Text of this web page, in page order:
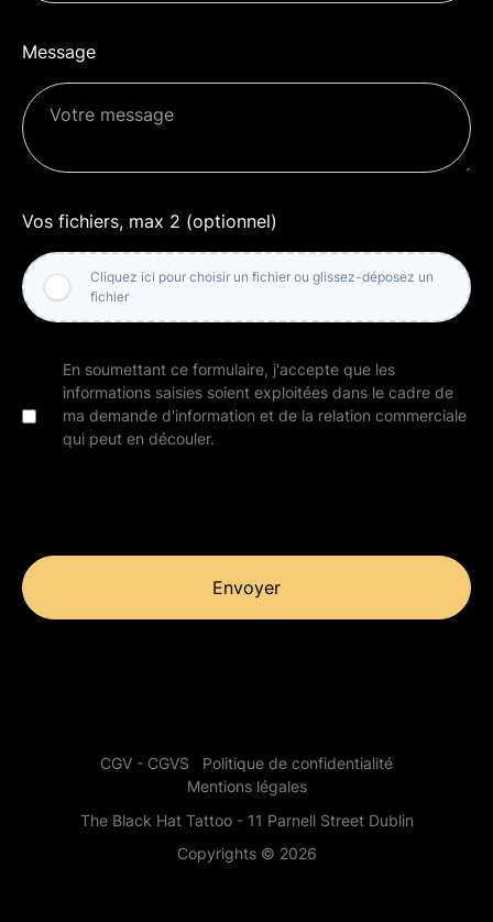
Message
Vos fichiers, max 2 (optionnel)
Cliquez ici pour choisir un fichier ou glissez-déposez un
fichier
En soumettant ce formulaire, j'accepte que les
informations saisies soient exploitées dans le cadre de
ma demande d'information et de la relation commerciale
qui peut en découler.
Envoyer
CGV - CGVS
Politique de confidentialité
Mentions légales
The Black Hat Tattoo - 11 Parnell Street Dublin
Copyrights © 2026